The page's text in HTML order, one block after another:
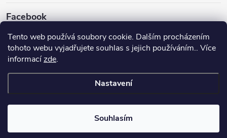
Tento web používá soubory cookie. Dalším procházením
tohoto webu vyjadřujete souhlas s jejich používáním.. Více
informacízde.
Nastavení
Souhlasím
Facebook
Copyright 2026Vysavače Vorwerk. Všechna práva vyhrazena.